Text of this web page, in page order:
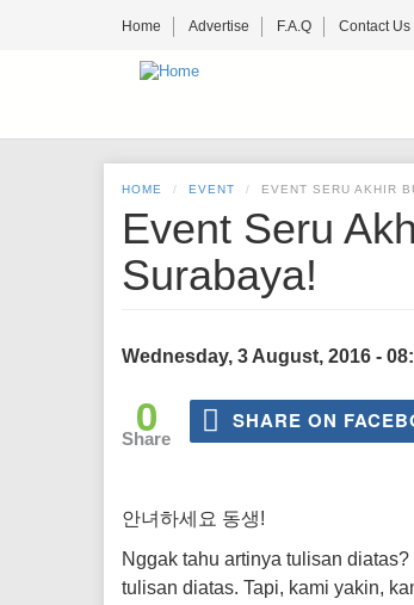
Home Advertise F.A.Q Contact Us
HOME EVENT EVENT SERU AKHIR
Event Seru
Surabaya!
Wednesday, 3 August, 2016 -
0
Share
SHARE ON
안녀하세요 동생!
Nggak tahu artinya tulisan
tulisan diatas. Tapi, kami yakin,